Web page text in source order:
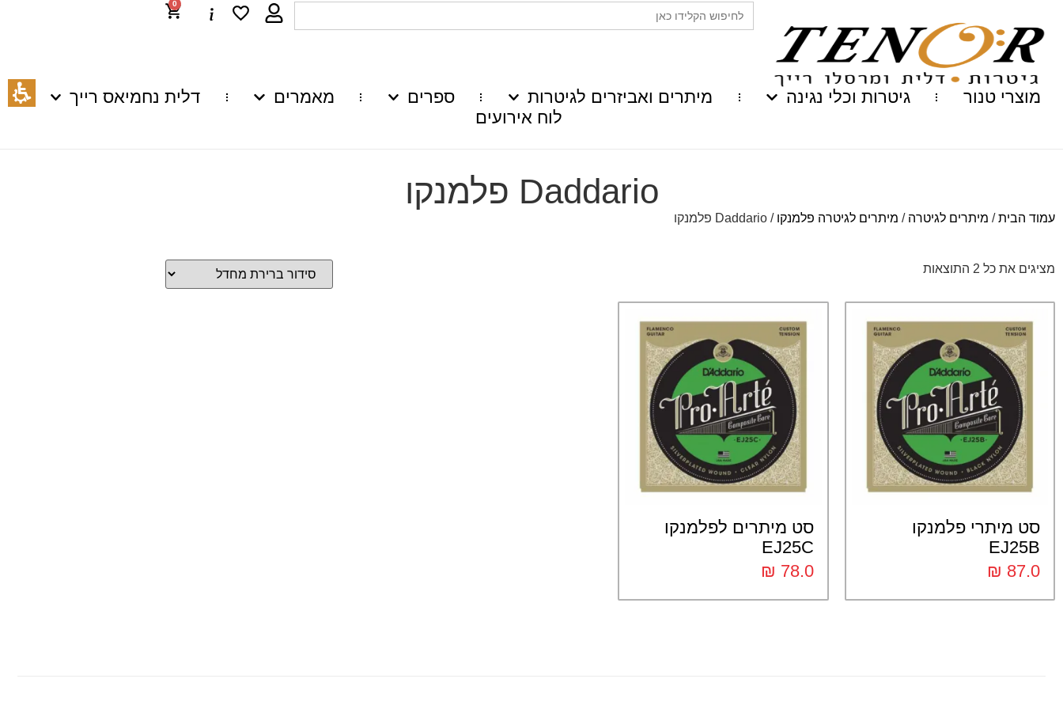
Search
for:
0
מוצרי טנור גיטרות וכלי נגינה מיתרים ואביזרים לגיטרות ספרים מאמרים
דלית נחמיאס רייך
לוח אירועים
Daddario פלמנקו
עמוד הבית/ מיתרים לגיטרה / מיתרים לגיטרה פלמנקו / Daddario פלמנקו
מציגים את כל ⁦2⁩ התוצאות
סט מיתרי פלמנקו
EJ25B
₪ 87.0
סט מיתרים לפלמנקו
EJ25C
₪ 78.0